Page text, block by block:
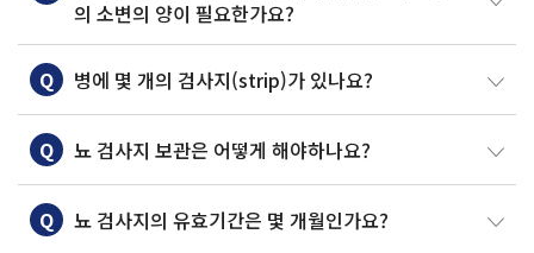
의 소변의 양이 필요한가요?
Q 병에 몇 개의 검사지(strip)가 있나요?
Q 뇨 검사지 보관은 어떻게 해야하나요?
Q 뇨 검사지의 유효기간은 몇 개월인가요?